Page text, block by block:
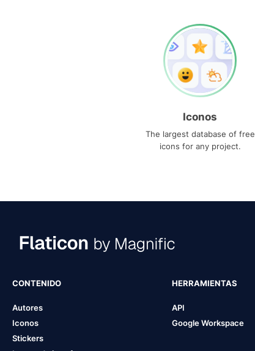
Iconos
The largest database of free
icons for any project.
CONTENIDO
Autores
Iconos
Stickers
HERRAMIENTAS
API
Google Workspace